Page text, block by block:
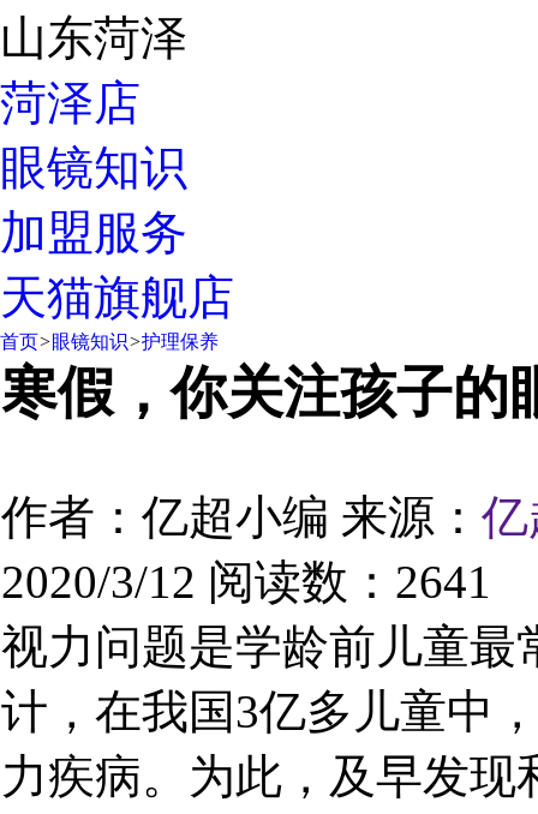
山东菏泽
菏泽店
眼镜知识
加盟服务
天猫旗舰店
首页>眼镜知识>护理保养
寒假，你关注孩子的
作者：亿超小编 来源：
2020/3/12 阅读数：2641
视力问题是学龄前儿童
计，在我国3亿多儿童中
力疾病。为此，及早发